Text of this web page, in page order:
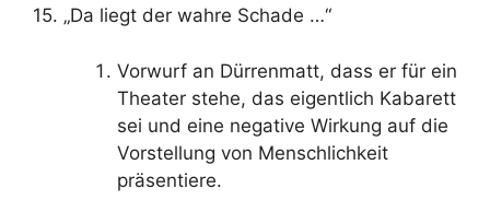
15. „Da liegt der wahre Schade …“
Vorwurf an Dürrenmatt, dass er für ein
Theater stehe, das eigentlich Kabarett
sei und eine negative Wirkung auf die
Vorstellung von Menschlichkeit
präsentiere.